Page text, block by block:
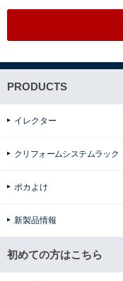
PRODUCTS
イレクター
クリフォームシステムラック
ポカよけ
新製品情報
初めての方はこちら